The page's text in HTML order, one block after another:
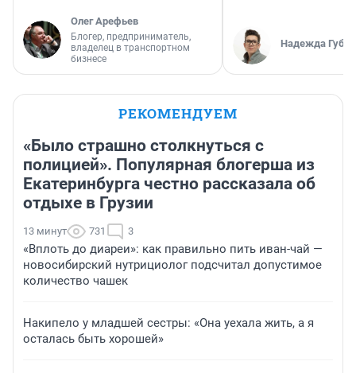
Олег Арефьев
Блогер, предприниматель,
владелец в транспортном
бизнесе
Надежда
РЕКОМЕНДУЕМ
«Было страшно столкнуться с
полицией». Популярная блогерша из
Екатеринбурга честно рассказала об
отдыхе в Грузии
13 минут 731 3
«Вплоть до диареи»: как правильно пить иван-чай —
новосибирский нутрициолог подсчитал допустимое
количество чашек
Накипело у младшей сестры: «Она уехала жить, а я
осталась быть хорошей»